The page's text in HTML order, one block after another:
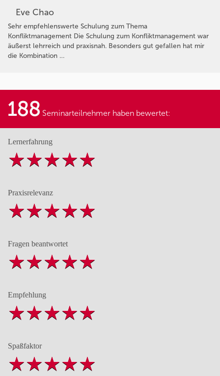
Eve Chao
Sehr empfehlenswerte Schulung zum Thema
Konfliktmanagement Die Schulung zum Konfliktmanagement war
äußerst lehrreich und praxisnah. Besonders gut gefallen hat mir
die Kombination …
188 Seminarteilnehmer haben bewertet:
Lernerfahrung
Praxisrelevanz
Fragen beantwortet
Empfehlung
Spaßfaktor